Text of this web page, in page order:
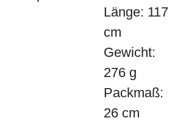
Länge: 117
cm
Gewicht:
276 g
Packmaß:
26 cm